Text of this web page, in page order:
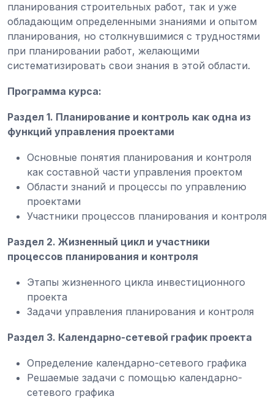
планирования строительных работ, так и уже
обладающим определенными знаниями и опытом
планирования, но столкнувшимися с трудностями
при планировании работ, желающими
систематизировать свои знания в этой области.
Программа курса:
Раздел 1. Планирование и контроль как одна из
функций управления проектами
Основные понятия планирования и контроля
как составной части управления проектом
Области знаний и процессы по управлению
проектами
Участники процессов планирования и контроля
Раздел 2. Жизненный цикл и участники
процессов планирования и контроля
Этапы жизненного цикла инвестиционного
проекта
Задачи управления планирования и контроля
Раздел 3. Календарно-сетевой график проекта
Определение календарно-сетевого графика
Решаемые задачи с помощью календарно-
сетевого графика